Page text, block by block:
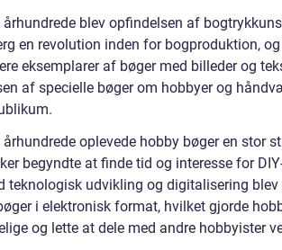
århundrede blev opfindelsen af
en revolution inden for bogproduktion,
eksemplarer af bøger med billeder og
af specielle bøger om hobbyer og
århundrede oplevede hobby bøger en stor
begyndte at finde tid og interesse for
teknologisk udvikling og digitalisering
i elektronisk format, hvilket gjorde
og lette at dele med andre hobbyister